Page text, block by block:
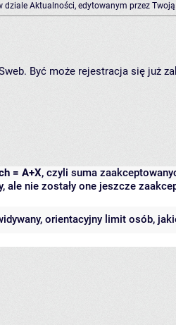
Aktualności, edytowanym przez
Być może rejestracja się już
= A+X, czyli suma
nie zostały one jeszcze
orientacyjny limit osób,